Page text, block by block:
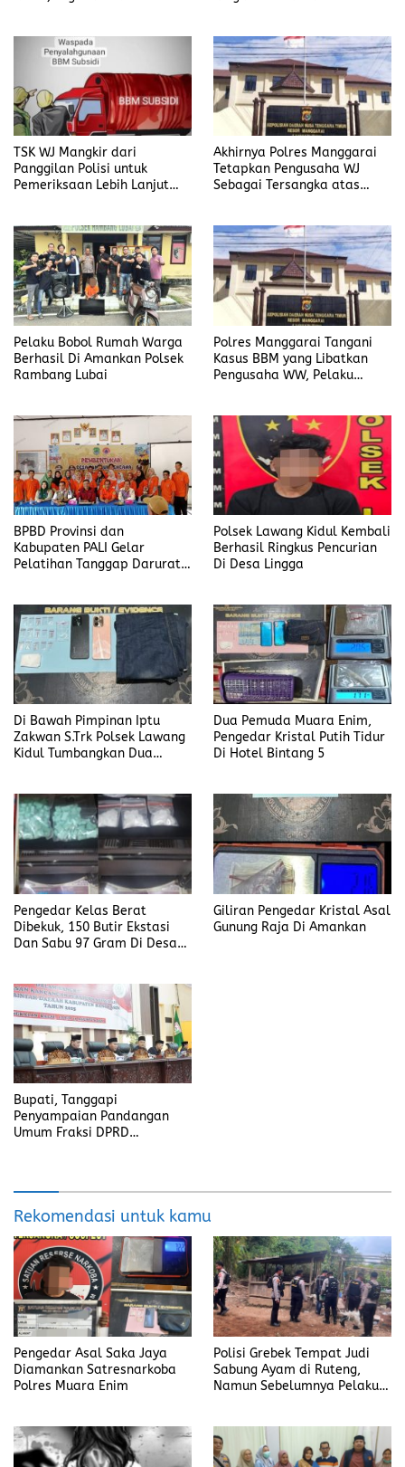
TSK WJ Mangkir dari
Panggilan Polisi untuk
Pemeriksaan Lebih Lanjut
Apa?
Akhirnya Polres Manggarai
Tetapkan Pengusaha WJ
Sebagai Tersangka atas
Pelaku Bobol Rumah Warga
Berhasil Di Amankan Polsek
Rambang Lubai
Polres Manggarai Tangani
Kasus BBM yang Libatkan
Pengusaha WW, Pelaku
BPBD Provinsi dan
Kabupaten PALI Gelar
Pelatihan Tanggap Darurat
Polsek Lawang Kidul Kembali
Berhasil Ringkus Pencurian
Di Desa Lingga
Di Bawah Pimpinan Iptu
Zakwan S.Trk Polsek Lawang
Kidul Tumbangkan Dua
Dua Pemuda Muara Enim,
Pengedar Kristal Putih Tidur
Di Hotel Bintang 5
Pengedar Kelas Berat
Dibekuk, 150 Butir Ekstasi
Dan Sabu 97 Gram Di Desa
Giliran Pengedar Kristal Asal
Gunung Raja Di Amankan
Bupati, Tanggapi
Penyampaian Pandangan
Umum Fraksi DPRD
Rekomendasi untuk kamu
Pengedar Asal Saka Jaya
Diamankan Satresnarkoba
Polres Muara Enim
Polisi Grebek Tempat Judi
Sabung Ayam di Ruteng,
Namun Sebelumnya Pelaku